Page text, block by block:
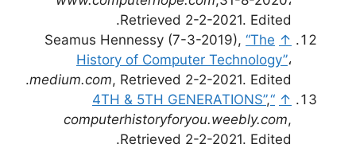
Retrieved 2-2-2021. Edited.
↑
Seamus Hennessy (7-3-2019), “The
History of Computer Technology”،
medium.com, Retrieved 2-2-2021. Edited.
↑
“4TH & 5TH GENERATIONS”
,
computerhistoryforyou.weebly.com,
Retrieved 2-2-2021. Edited.